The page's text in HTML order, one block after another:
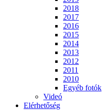
2018
2017
2016
2015
2014
2013
2012
2011
2010
Egyéb fotók
Videó
Elérhetőség